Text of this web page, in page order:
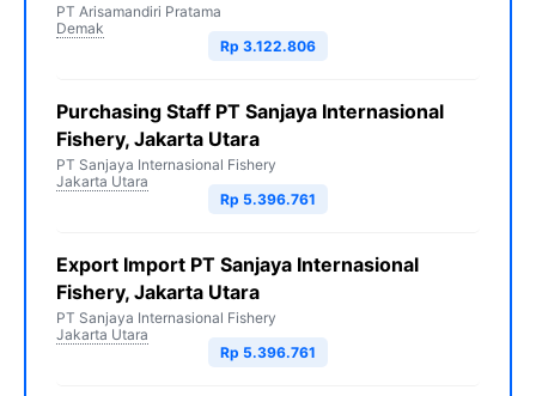
PT Arisamandiri Pratama
Demak
Rp 3.122.806
Purchasing Staff PT Sanjaya Internasional
Fishery, Jakarta Utara
PT Sanjaya Internasional Fishery
Jakarta Utara
Rp 5.396.761
Export Import PT Sanjaya Internasional
Fishery, Jakarta Utara
PT Sanjaya Internasional Fishery
Jakarta Utara
Rp 5.396.761